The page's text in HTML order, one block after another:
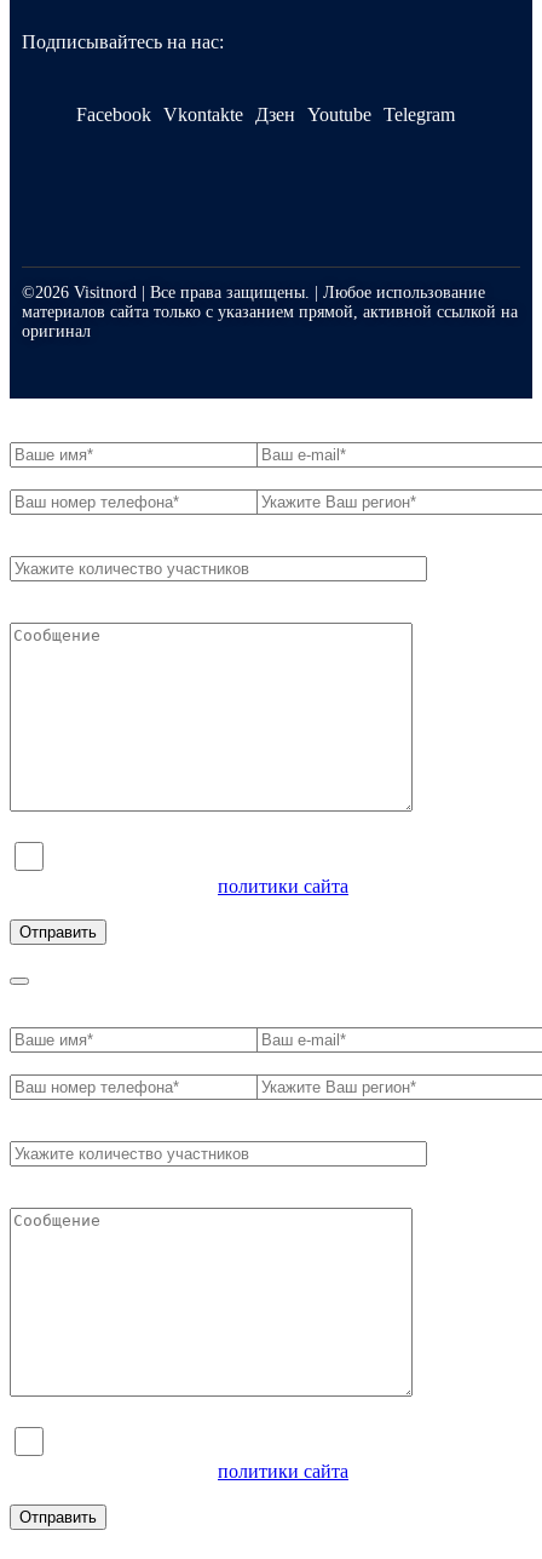
Подписывайтесь на нас:
Facebook Vkontakte Дзен Youtube Telegram
©2026 Visitnord | Все права защищены. | Любое использование
материалов сайта только с указанием прямой, активной ссылкой на
оригинал
политики сайта
политики сайта